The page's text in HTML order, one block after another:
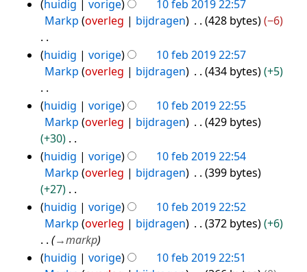
g
t
n
g
v
a
t
t
n
g
m
n
v
a
t
t
n
g
s
a
m
n
v
a
t
t
n
g
i
g
s
a
m
n
v
a
t
t
n
g
k
i
g
s
s
a
m
n
v
a
t
t
b
w
k
i
n
g
s
s
a
m
n
v
huidig
vorige
10 feb 2019 22:57
Markp overleg bijdragen 428 bytes −6
G
n
b
e
w
r
k
i
g
s
huidig vorige
10 feb 2019 22:57
Markp overleg bijdragen 434 bytes +5
G
e
n
b
e
w
k
i
huidig vorige
10 feb 2019 22:55
Markp overleg bijdragen
429 bytes
+30
G
e
n
b
w
huidig vorige
10 feb 2019 22:54
Markp overleg bijdragen
399 bytes
+27
G
n
huidig vorige
10 feb 2019 22:52
Markp overleg bijdragen 372 bytes
+6
→markp
huidig
vorige
10 feb 2019 22:51